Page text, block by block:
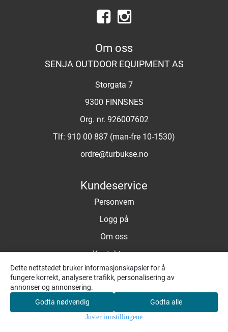
Søk
Om oss
SENJA OUTDOOR EQUIPMENT AS
Storgata 7
9300 FINNSNES
Org. nr. 926007602
Tlf: 910 00 887 (man-fre 10-1530)
ordre@turbukse.no
Kundeservice
Personvern
Logg på
Om oss
Kontakt oss
Salgsbetingelser
Fraktbetingelser og Retur/Bytte
Nyhetsbrev
Dette nettstedet bruker informasjonskapsler for å
fungere korrekt, analysere trafikk, personalisering av
annonser og annonsering.
Godta nødvendig
Godta alle
Juster innstillingene